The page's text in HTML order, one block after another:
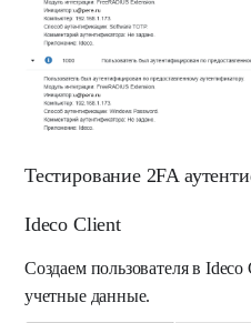
Тестирование 2FA
Ideco Client
Создаем пользователя в
учетные данные.